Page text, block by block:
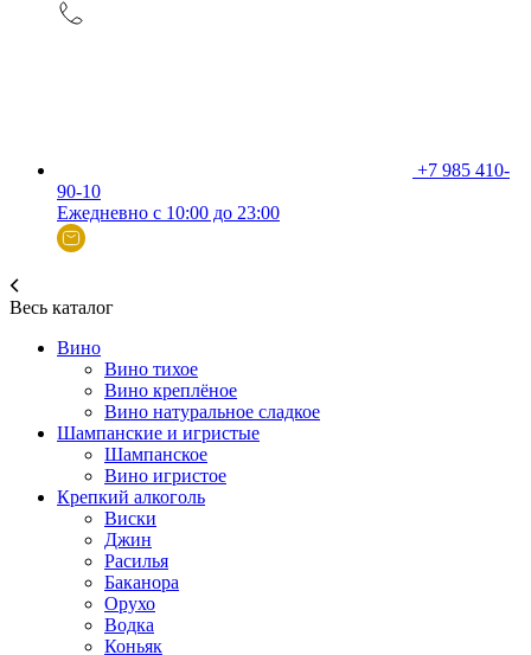
+7 985 410-
90-10
Ежедневно с 10:00 до 23:00
Весь каталог
Вино
Вино тихое
Вино креплёное
Вино натуральное сладкое
Шампанские и игристые
Шампанское
Вино игристое
Крепкий алкоголь
Виски
Джин
Расилья
Баканора
Орухо
Водка
Коньяк